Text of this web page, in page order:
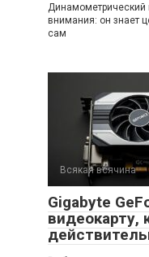
Динамометрический
внимания: он знает
сам
Всякая всячина
Gigabyte
видеокарту,